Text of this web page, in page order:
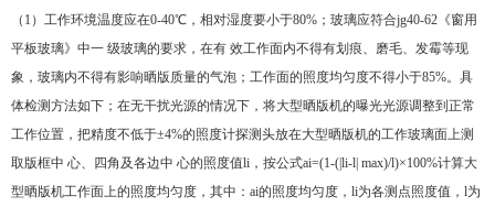
（1）工作环境温度应在0-40℃，相对湿度要小于80%；玻璃应符合jg40-62《窗用
平板玻璃》中一 级玻璃的要求，在有 效工作面内不得有划痕、磨毛、发霉等现
象，玻璃内不得有影响晒版质量的气泡；工作面的照度均匀度不得小于85%。具
体检测方法如下；在无干扰光源的情况下，将大型晒版机的曝光光源调整到正常
工作位置，把精度不低于±4%的照度计探测头放在大型晒版机的工作玻璃面上测
取版框中 心、四角及各边中 心的照度值li，按公式ai=(1-(|li-l| max)/l)×100%计算大
型晒版机工作面上的照度均匀度，其中：ai的照度均匀度，li为各测点照度值，l为